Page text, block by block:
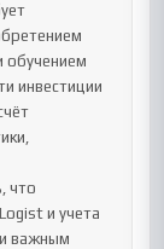
обучением
инвестиции
что
и учета
важным